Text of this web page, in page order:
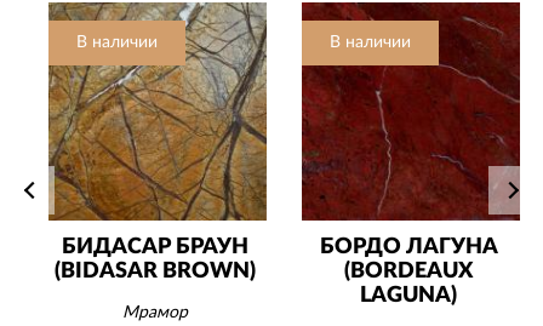
В наличии
БИДАСАР БРАУН
(BIDASAR BROWN)
Мрамор
В наличии
БОРДО ЛАГУНА
(BORDEAUX
LAGUNA)